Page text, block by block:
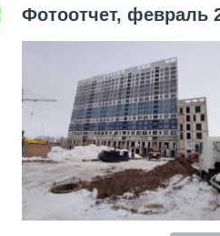
Фотоотчет, февраль